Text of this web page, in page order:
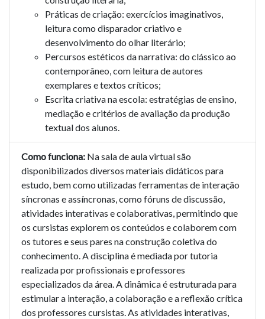
Práticas de criação: exercícios imaginativos,
leitura como disparador criativo e
desenvolvimento do olhar literário;
Percursos estéticos da narrativa: do clássico ao
contemporâneo, com leitura de autores
exemplares e textos críticos;
Escrita criativa na escola: estratégias de ensino,
mediação e critérios de avaliação da produção
textual dos alunos.
Como funciona: Na sala de aula virtual são
disponibilizados diversos materiais didáticos para
estudo, bem como utilizadas ferramentas de interação
síncronas e assíncronas, como fóruns de discussão,
atividades interativas e colaborativas, permitindo que
os cursistas explorem os conteúdos e colaborem com
os tutores e seus pares na construção coletiva do
conhecimento. A disciplina é mediada por tutoria
realizada por profissionais e professores
especializados da área. A dinâmica é estruturada para
estimular a interação, a colaboração e a reflexão crítica
dos professores cursistas. As atividades interativas,